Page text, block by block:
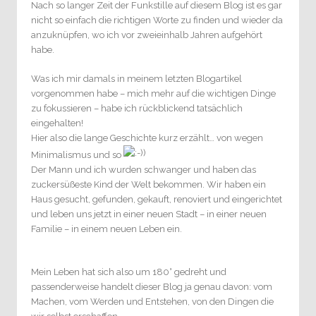
Nach so langer Zeit der Funkstille auf diesem Blog ist es gar
nicht so einfach die richtigen Worte zu finden und wieder da
anzuknüpfen, wo ich vor zweieinhalb Jahren aufgehört
habe.
Was ich mir damals in meinem letzten Blogartikel
vorgenommen habe – mich mehr auf die wichtigen Dinge
zu fokussieren – habe ich rückblickend tatsächlich
eingehalten!
Hier also die lange Geschichte kurz erzählt… von wegen
Minimalismus und so
Der Mann und ich wurden schwanger und haben das
zuckersüßeste Kind der Welt bekommen. Wir haben ein
Haus gesucht, gefunden, gekauft, renoviert und eingerichtet
und leben uns jetzt in einer neuen Stadt – in einer neuen
Familie – in einem neuen Leben ein.
Mein Leben hat sich also um 180° gedreht und
passenderweise handelt dieser Blog ja genau davon: vom
Machen, vom Werden und Entstehen, von den Dingen die